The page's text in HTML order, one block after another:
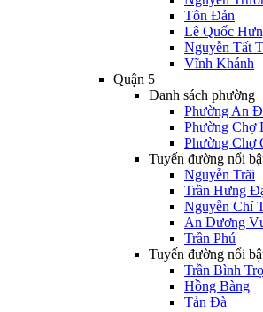
Tôn Đản
Lê Quốc
Nguyễn Tất
Vĩnh Khánh
Quận 5
Danh sách phường
Phường An
Phường Chợ
Phường Chợ
Tuyến đường nổi
Nguyễn Trãi
Trần Hưng
Nguyễn Chí
An Dương
Trần Phú
Tuyến đường nổi
Trần Bình
Hồng Bàng
Tản Đà